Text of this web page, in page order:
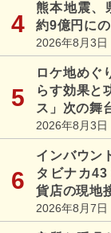
熊本地震、
約9億円に
2026年8月3日
ロケ地めぐ
らす効果と
ス」次の舞
2026年8月3日
インバウン
タビナカ
貨店の現
2026年8月7日